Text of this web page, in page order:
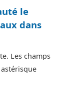
le
dans
Les champs